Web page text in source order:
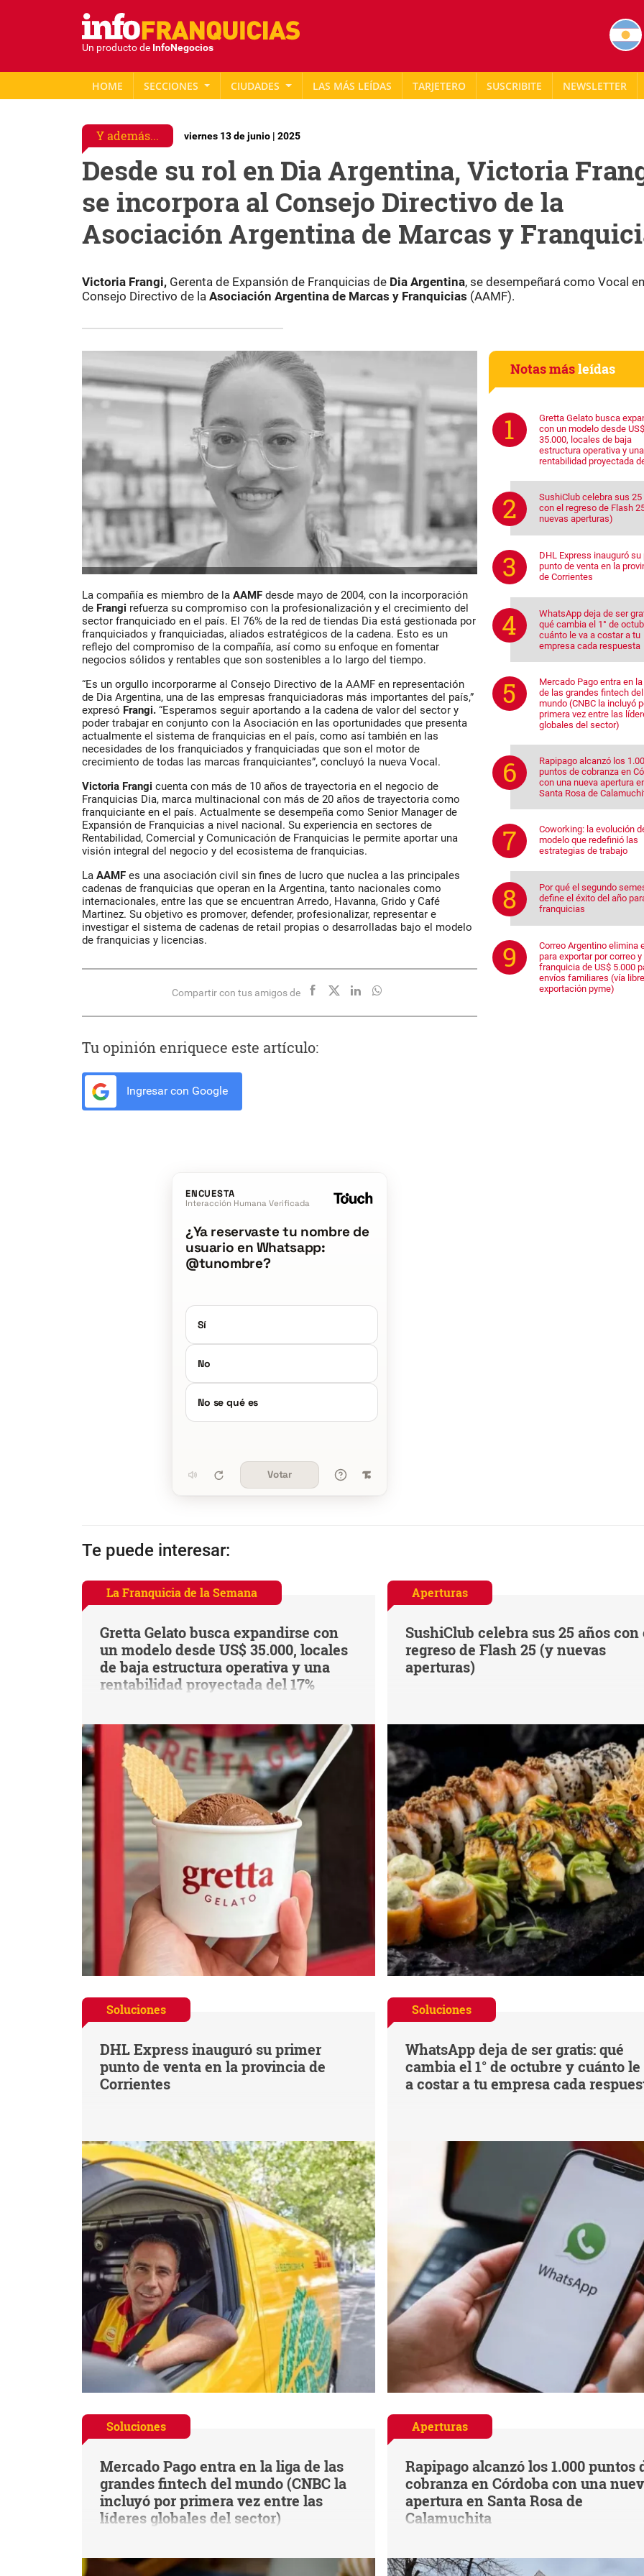
Un producto de InfoNegocios
HOME SECCIONES CIUDADES LAS MÁS LEÍDAS TARJETERO NEWSLETTER
Y además... viernes 13 de junio | 2025
Desde su rol en Dia Argentina, Victoria
se incorpora al Consejo Directivo de la
Asociación Argentina de Marcas y
Victoria Frangi, Gerenta de Expansión de Franquicias de Dia Argentina, se desempeñará como Vocal
Consejo Directivo de la Asociación Argentina de Marcas y Franquicias (AAMF).
La compañía es miembro de la AAMF desde mayo de 2004, con la incorporación
de Frangi refuerza su compromiso con la profesionalización y el crecimiento del
sector franquiciado en el país. El 76% de la red de tiendas Dia está gestionada por
franquiciados y franquiciadas, aliados estratégicos de la cadena. Esto es un
reflejo del compromiso de la compañía, así como su enfoque en fomentar
negocios sólidos y rentables que son sostenibles a lo largo del tiempo.
“Es un orgullo incorporarme al Consejo Directivo de la AAMF en representación
de Dia Argentina, una de las empresas franquiciadoras más importantes del país,”
expresó Frangi. “Esperamos seguir aportando a la cadena de valor del sector y
poder trabajar en conjunto con la Asociación en las oportunidades que presenta
actualmente el sistema de franquicias en el país, como así también en las
necesidades de los franquiciados y franquiciadas que son el motor de
crecimiento de todas las marcas franquiciantes”, concluyó la nueva Vocal.
Victoria Frangi cuenta con más de 10 años de trayectoria en el negocio de
Franquicias Dia, marca multinacional con más de 20 años de trayectoria como
franquiciante en el país. Actualmente se desempeña como Senior Manager de
Expansión de Franquicias a nivel nacional. Su experiencia en sectores de
Rentabilidad, Comercial y Comunicación de Franquicias le permite aportar una
visión integral del negocio y del ecosistema de franquicias.
La AAMF es una asociación civil sin fines de lucro que nuclea a las principales
cadenas de franquicias que operan en la Argentina, tanto nacionales como
internacionales, entre las que se encuentran Arredo, Havanna, Grido y Café
Martinez. Su objetivo es promover, defender, profesionalizar, representar e
investigar el sistema de cadenas de retail propias o desarrolladas bajo el modelo
de franquicias y licencias.
Compartir con tus amigos de
Tu opinión enriquece este artículo:
Ingresar con Google
ENCUESTA
Interacción Humana Verificada
¿Ya reservaste tu nombre de
usuario en Whatsapp:
@tunombre?
Sí
No
No se qué es
Votar
Notas másleídas
Gretta Gelato busca
con un modelo desde US$
35.000, locales de baja
estructura operativa y una
rentabilidad proyectada
SushiClub celebra sus 25
con el regreso de Flash
nuevas aperturas)
DHL Express inauguró su
punto de venta en la
de Corrientes
WhatsApp deja de ser
qué cambia el 1° de
cuánto le va a costar a tu
empresa cada respuesta
Mercado Pago entra en
de las grandes fintech del
mundo (CNBC la incluyó
primera vez entre las
globales del sector)
Rapipago alcanzó los
puntos de cobranza en
con una nueva apertura
Santa Rosa de
Coworking: la evolución
modelo que redefinió las
estrategias de trabajo
Por qué el segundo
define el éxito del año
franquicias
Correo Argentino elimina
para exportar por correo
franquicia de US$ 5.000
envíos familiares (vía
exportación pyme)
Te puede interesar:
La Franquicia de la Semana
Gretta Gelato busca expandirse con
un modelo desde US$ 35.000, locales
de baja estructura operativa y una
rentabilidad proyectada del 17%
Aperturas
SushiClub celebra sus 25 años con
regreso de Flash 25 (y nuevas
aperturas)
Soluciones
DHL Express inauguró su primer
punto de venta en la provincia de
Corrientes
Soluciones
WhatsApp deja de ser gratis: qué
cambia el 1° de octubre y cuánto le
a costar a tu empresa cada
Soluciones
Mercado Pago entra en la liga de las
grandes fintech del mundo (CNBC la
incluyó por primera vez entre las
líderes globales del sector)
Aperturas
Rapipago alcanzó los 1.000 puntos
cobranza en Córdoba con una
apertura en Santa Rosa de
Calamuchita